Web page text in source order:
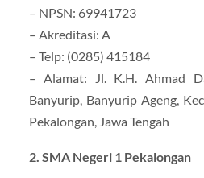
– NPSN: 69941723
– Akreditasi: A
– Telp: (0285) 415184
– Alamat: Jl. K.H. Ahmad
Banyurip, Banyurip Ageng,
Pekalongan, Jawa Tengah
2. SMA Negeri 1 Pekalongan